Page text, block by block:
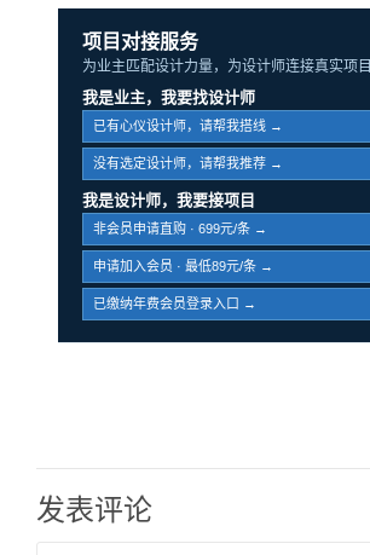
项目对接服务
为业主匹配设计力量，为设计师连接真实项目
我是业主，我要找设计师
已有心仪设计师，请帮我搭线 →
没有选定设计师，请帮我推荐 →
我是设计师，我要接项目
非会员申请直购 · 699元/条 →
申请加入会员 · 最低89元/条 →
已缴纳年费会员登录入口 →
发表评论